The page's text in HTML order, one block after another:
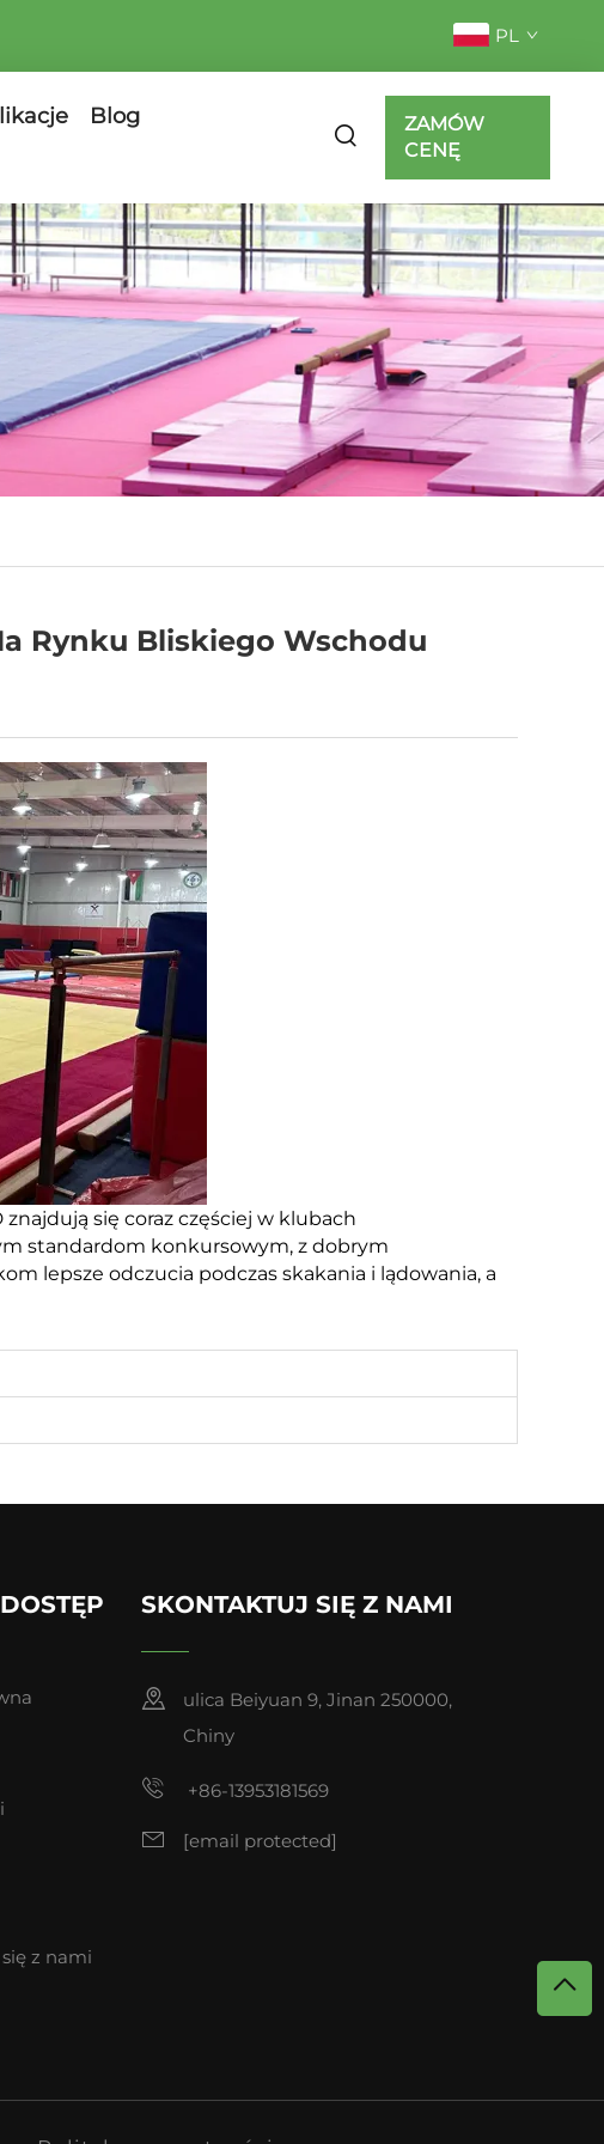
PL
Blog
ZAMÓW
CENĘ
Rynku Bliskiego Wschodu
się coraz częściej w klubach
standardom konkursowym, z dobrym
lepsze odczucia podczas skakania i lądowania, a
z nami
SKONTAKTUJ SIĘ Z NAMI
ulica Beiyuan 9, Jinan 250000,
Chiny
+86-13953181569
[email protected]